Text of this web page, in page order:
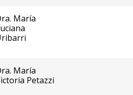
María
María
Petazzi